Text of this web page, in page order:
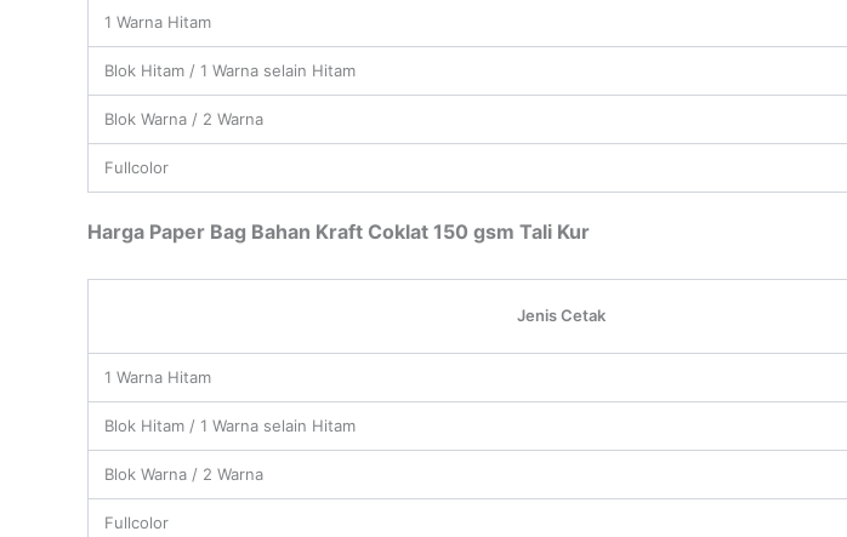
1 Warna Hitam
Blok Hitam / 1 Warna selain Hitam
Blok Warna / 2 Warna
Fullcolor
Harga Paper Bag Bahan Kraft Coklat 150 gsm Tali Kur
Jenis Cetak
1 Warna Hitam
Blok Hitam / 1 Warna selain Hitam
Blok Warna / 2 Warna
Fullcolor